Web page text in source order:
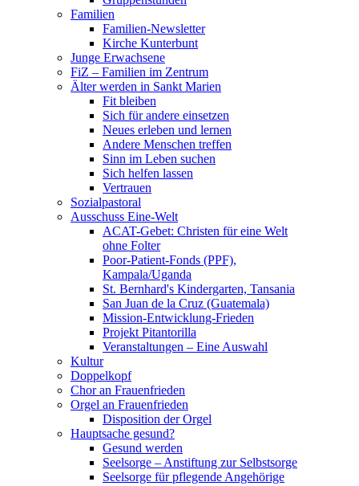
Familien
Familien-Newsletter
Kirche Kunterbunt
Junge Erwachsene
FiZ – Familien im Zentrum
Älter werden in Sankt Marien
Fit bleiben
Sich für andere einsetzen
Neues erleben und lernen
Andere Menschen treffen
Sinn im Leben suchen
Sich helfen lassen
Vertrauen
Sozialpastoral
Ausschuss Eine-Welt
ACAT-Gebet: Christen für eine Welt
ohne Folter
Poor-Patient-Fonds (PPF),
Kampala/Uganda
St. Bernhard's Kindergarten, Tansania
San Juan de la Cruz (Guatemala)
Mission-Entwicklung-Frieden
Projekt Pitantorilla
Veranstaltungen – Eine Auswahl
Kultur
Doppelkopf
Chor an Frauenfrieden
Orgel an Frauenfrieden
Disposition der Orgel
Hauptsache gesund?
Gesund werden
Seelsorge – Anstiftung zur Selbstsorge
Seelsorge für pflegende Angehörige